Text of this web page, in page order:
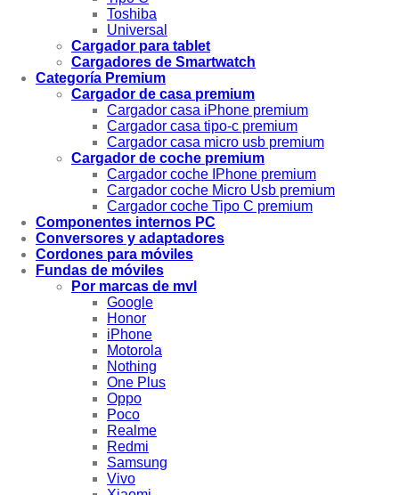
Toshiba
Universal
Cargador para tablet
Cargadores de Smartwatch
Categoría Premium
Cargador de casa premium
Cargador casa iPhone premium
Cargador casa tipo-c premium
Cargador casa micro usb premium
Cargador de coche premium
Cargador coche IPhone premium
Cargador coche Micro Usb premium
Cargador coche Tipo C premium
Componentes internos PC
Conversores y adaptadores
Cordones para móviles
Fundas de móviles
Por marcas de mvl
Google
Honor
iPhone
Motorola
Nothing
One Plus
Oppo
Poco
Realme
Redmi
Samsung
Vivo